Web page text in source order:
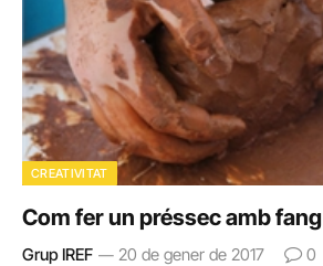
CREATIVITAT
Com fer un préssec amb fang
Grup IREF 20 de gener de 2017 0